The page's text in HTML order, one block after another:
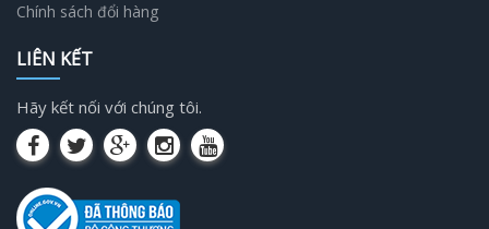
Chính sách đổi hàng
LIÊN KẾT
Hãy kết nối với chúng tôi.